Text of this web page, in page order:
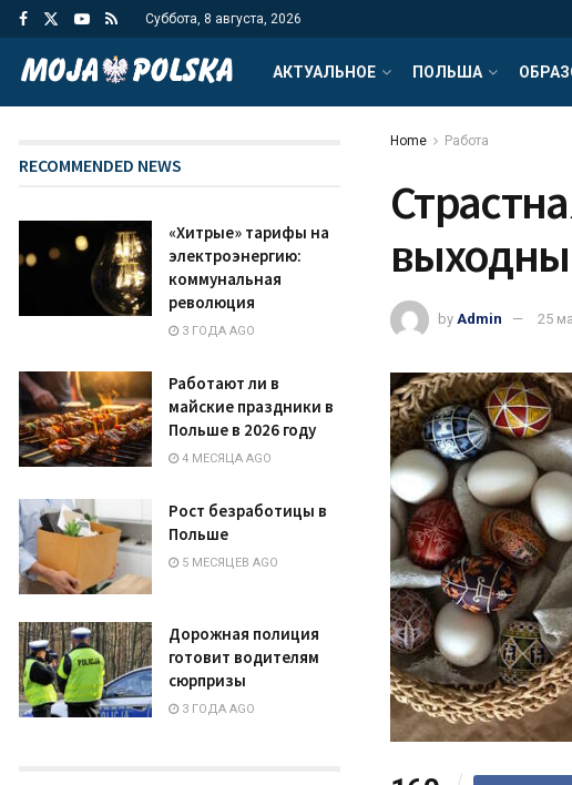
Суббота, 8 августа, 2026
АКТУАЛЬНОЕ ПОЛЬША
Home Работа
by Admin 25
RECOMMENDED NEWS
«Хитрые» тарифы на
электроэнергию:
коммунальная
революция
3 ГОДА AGO
Работают ли в
майские праздники в
Польше в 2026 году
4 МЕСЯЦА AGO
Рост безработицы в
Польше
5 МЕСЯЦЕВ AGO
Дорожная полиция
готовит водителям
сюрпризы
3 ГОДА AGO